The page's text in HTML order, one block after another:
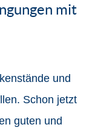
mit
und
Schon jetzt
guten und